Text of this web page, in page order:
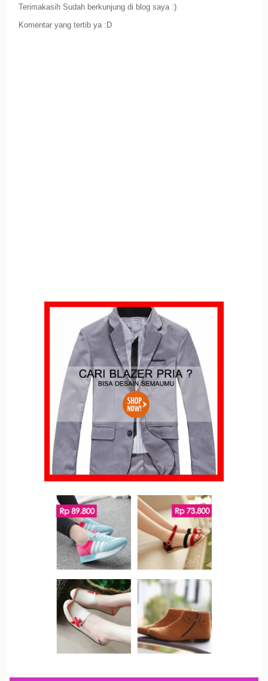
Terimakasih Sudah berkunjung di blog saya :)
Komentar yang tertib ya :D